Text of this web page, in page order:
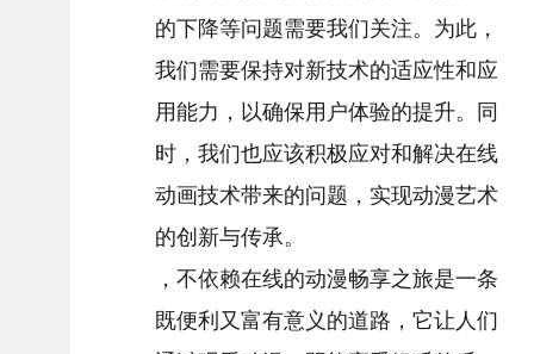
的下降等问题需要我们关注。为此，
我们需要保持对新技术的适应性和应
用能力，以确保用户体验的提升。同
时，我们也应该积极应对和解决在线
动画技术带来的问题，实现动漫艺术
的创新与传承。
，不依赖在线的动漫畅享之旅是一条
既便利又富有意义的道路，它让人们